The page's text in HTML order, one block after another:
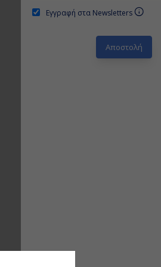
Εγγραφή στα Newsletters